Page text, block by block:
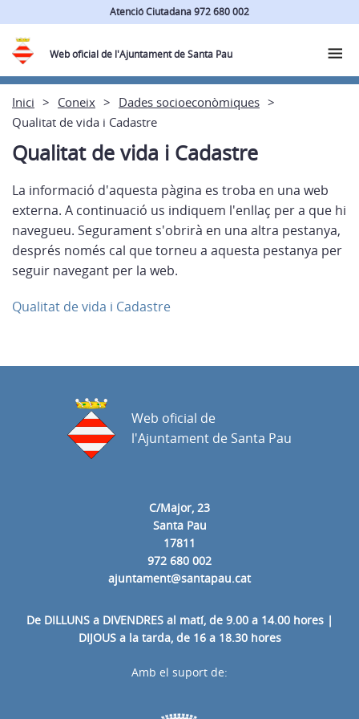
Atenció Ciutadana 972 680 002
Web oficial de l'Ajuntament de Santa Pau
Inici Coneix
Dades socioeconòmiques
Qualitat de vida i Cadastre
Qualitat de vida i Cadastre
La informació d'aquesta pàgina es troba en una web
externa. A continuació us indiquem l'enllaç per a que hi
navegueu. Segurament s'obrirà en una altra pestanya,
després només cal que torneu a aquesta pestanya per
seguir navegant per la web.
Qualitat de vida i Cadastre
C/Major, 23
Santa Pau
17811
972 680 002
ajuntament@santapau.cat
De DILLUNS a DIVENDRES al matí, de 9.00 a 14.00 hores |
DIJOUS a la tarda, de 16 a 18.30 hores
Web oficial de
l'Ajuntament de Santa Pau
Amb el suport de: